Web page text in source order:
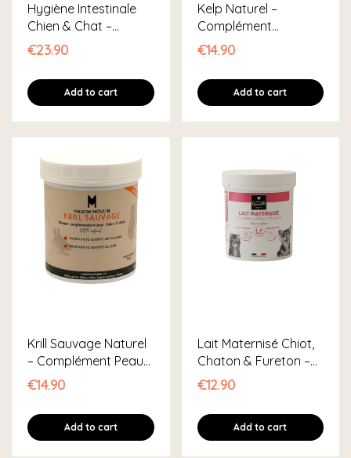
Hygiène Intestinale
Chien & Chat –
Complément...
€23.90
Add to cart
Kelp Naturel –
Complément
Hygiène...
€14.90
Add to cart
Krill Sauvage Naturel
– Complément Peau
&...
€14.90
Add to cart
Lait Maternisé Chiot,
Chaton & Fureton –...
€12.90
Add to cart